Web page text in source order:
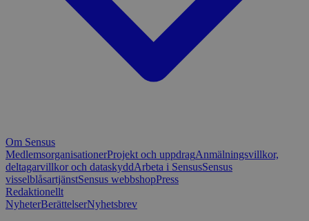
Om Sensus
MedlemsorganisationerProjekt och uppdragAnmälningsvillkor,
deltagarvillkor och dataskyddArbeta i SensusSensus
visselblåsartjänstSensus webbshopPress
Redaktionellt
NyheterBerättelserNyhetsbrev